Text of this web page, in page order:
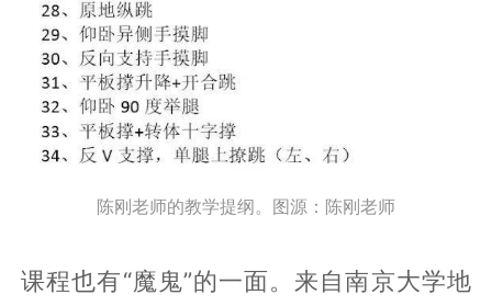
陈刚老师的教学提纲。图源：陈刚老师
课程也有“魔鬼”的一面。来自南京大学地